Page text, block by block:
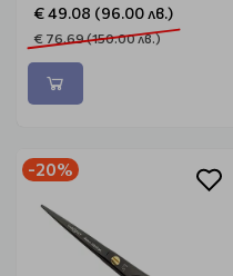
€ 49.08 (96.00 лв.)
€ 76.69 (150.00 лв.)
-20%